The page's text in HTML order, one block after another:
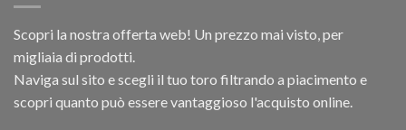
Scopri la nostra offerta web! Un prezzo mai visto, per
migliaia di prodotti.
Naviga sul sito e scegli il tuo toro filtrando a piacimento e
scopri quanto può essere vantaggioso l'acquisto online.